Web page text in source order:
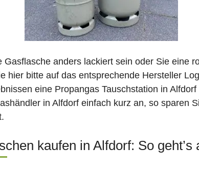
Gasflasche anders lackiert sein oder Sie eine
hier bitte auf das entsprechende Hersteller
eine Propangas Tauschstation in
in Alfdorf einfach kurz an, so sparen
kaufen in Alfdorf: So geht’s